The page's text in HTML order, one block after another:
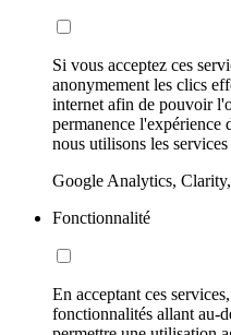
Si vous acceptez ces
anonymement les clics
internet afin de pouvoir
permanence l'expérience
nous utilisons les
Google Analytics,
Fonctionnalité
En acceptant ces
fonctionnalités allant au-